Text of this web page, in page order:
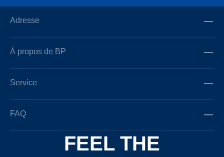
Adresse
À propos de BP
Service
FAQ
FEEL THE